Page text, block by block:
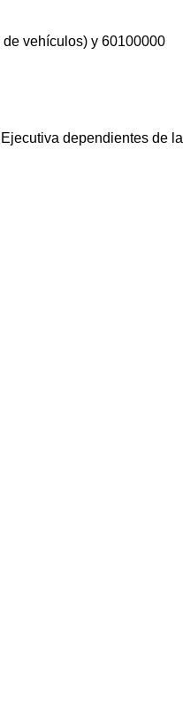
vehículos) y 60100000
dependientes de la